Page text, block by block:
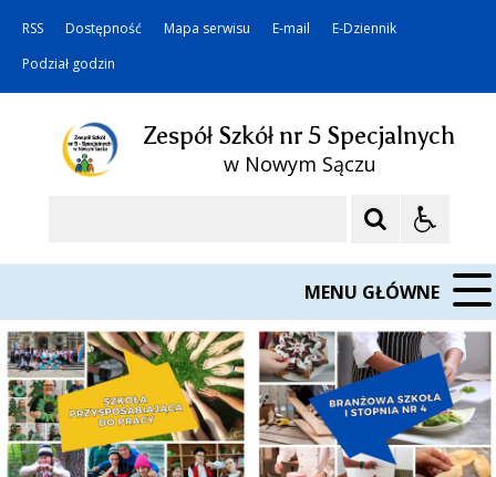
RSS Dostępność Mapa serwisu E-mail
E-Dziennik
Podział godzin
Zespół Szkół nr 5 Specjalnych
w Nowym Sączu
MENU GŁÓWNE